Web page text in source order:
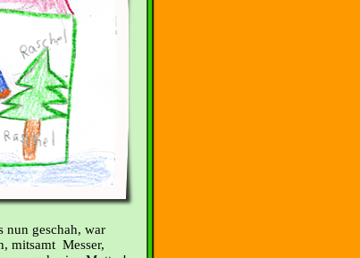
nun geschah, war
mitsamt Messer,